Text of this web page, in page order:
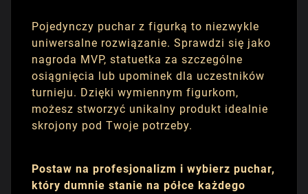
Pojedynczy puchar z figurką to niezwykle
uniwersalne rozwiązanie. Sprawdzi się jako
nagroda MVP, statuetka za szczególne
osiągnięcia lub upominek dla uczestników
turnieju. Dzięki wymiennym figurkom,
możesz stworzyć unikalny produkt idealnie
skrojony pod Twoje potrzeby.
Postaw na profesjonalizm i wybierz puchar,
który dumnie stanie na półce każdego